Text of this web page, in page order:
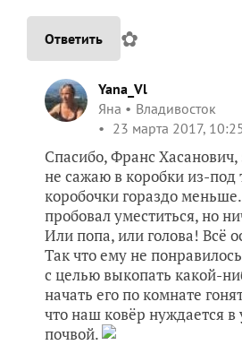
Ответить ✿
Yana_Vl
Яна
Владивосток
23 марта 2017,
Спасибо, Франс Хасанович,
не сажаю в коробки из-под
коробочки гораздо
пробовал уместиться, но
Или попа, или голова! Всё
Так что ему не
с целью выкопать какой-
начать его по комнате
что наш ковёр нуждается
почвой.